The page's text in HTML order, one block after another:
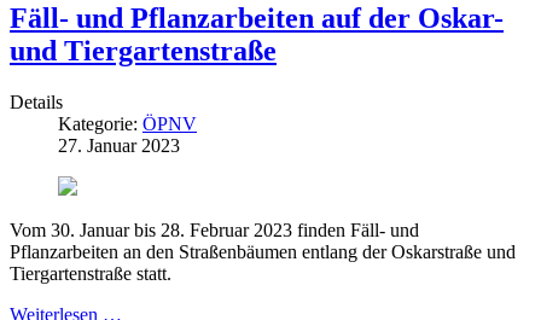
Fäll- und Pflanzarbeiten auf der Oskar-
und Tiergartenstraße
Details
Kategorie: ÖPNV
27. Januar 2023
Vom 30. Januar bis 28. Februar 2023 finden Fäll- und
Pflanzarbeiten an den Straßenbäumen entlang der Oskarstraße und
Tiergartenstraße statt.
Weiterlesen …